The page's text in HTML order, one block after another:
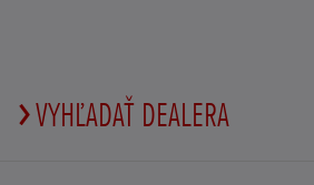
VYHĽADAŤ DEALERA